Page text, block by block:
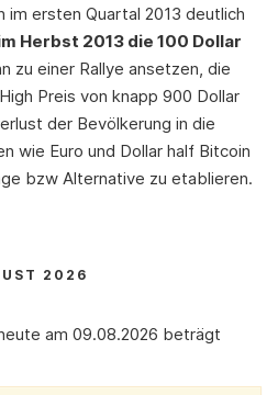
ersten Quartal 2013 deutlich
Herbst 2013 die 100 Dollar
zu einer Rallye ansetzen, die
Preis von knapp 900 Dollar
der Bevölkerung in die
wie Euro und Dollar half Bitcoin
bzw Alternative zu etablieren.
2026
am 09.08.2026 beträgt